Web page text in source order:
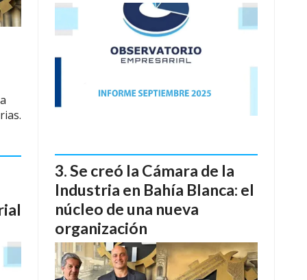
Se creó la Cámara de la
Industria en Bahía Blanca: el
núcleo de una nueva
organización